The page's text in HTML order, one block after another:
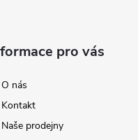
pro vás
O nás
Kontakt
Naše prodejny